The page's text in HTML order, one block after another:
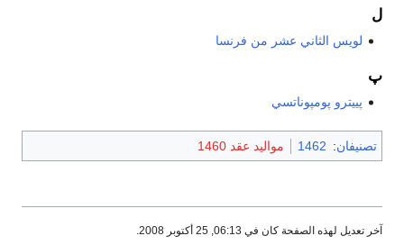
ل
لويس الثاني عشر من فرنسا
پ
پييترو پومپوناتسي
تصنيفان:
1462 مواليد عقد 1460
آخر تعديل لهذه الصفحة كان في 06:13, 25 أكتوبر 2008.